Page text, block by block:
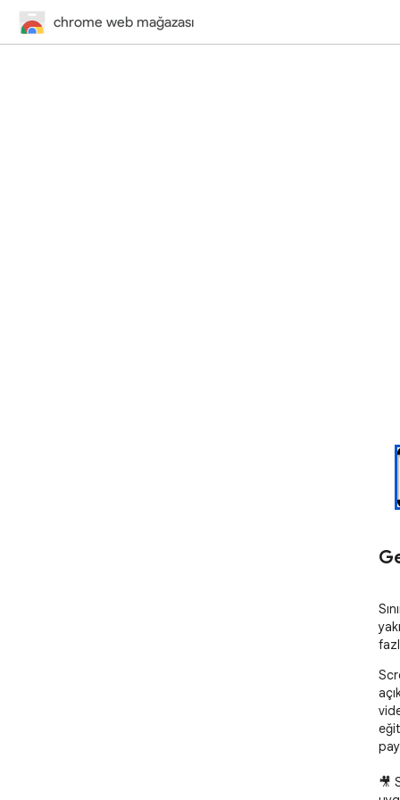
chrome web mağazası
🎥